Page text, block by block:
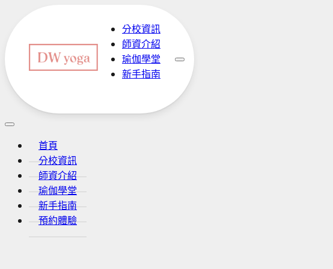
分校資訊
師資介紹
瑜伽學堂
新手指南
首頁
分校資訊
師資介紹
瑜伽學堂
新手指南
預約體驗